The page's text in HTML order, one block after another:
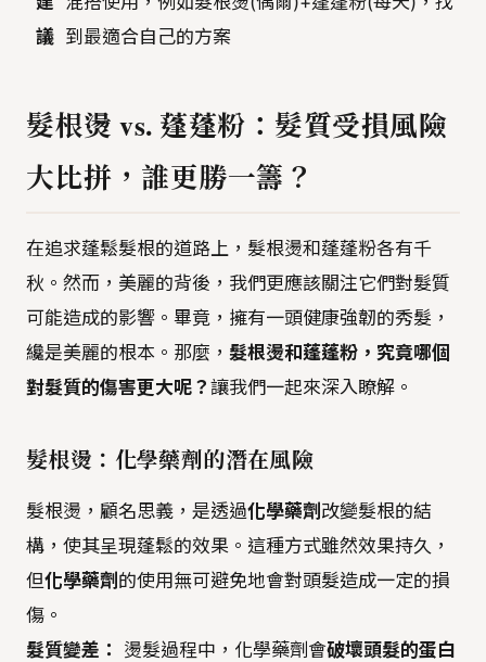
議 到最適合自己的方案
髮根燙 vs. 蓬蓬粉：髮質受損風險
大比拼，誰更勝一籌？
在追求蓬鬆髮根的道路上，髮根燙和蓬蓬粉各有千
秋。然而，美麗的背後，我們更應該關注它們對髮質
可能造成的影響。畢竟，擁有一頭健康強韌的秀髮，
纔是美麗的根本。那麼， 髮根燙和蓬蓬粉，究竟哪個
對髮質的傷害更大呢？ 讓我們一起來深入瞭解。
髮根燙：化學藥劑的潛在風險
髮根燙，顧名思義，是透過化學藥劑 改變髮根的結
構，使其呈現蓬鬆的效果。這種方式雖然效果持久，
但化學藥劑 的使用無可避免地會對頭髮造成一定的損
傷。
髮質變差：
燙髮過程中，化學藥劑會破壞頭髮的蛋白